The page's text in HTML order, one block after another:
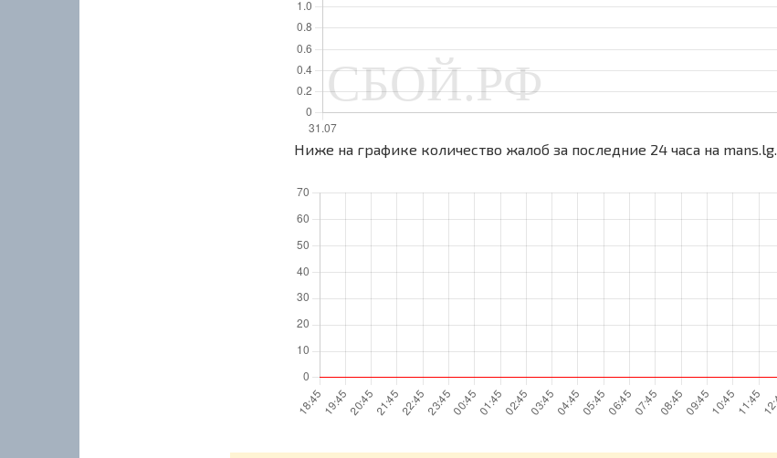
Ниже на графике количество жалоб за последние 24 часа на